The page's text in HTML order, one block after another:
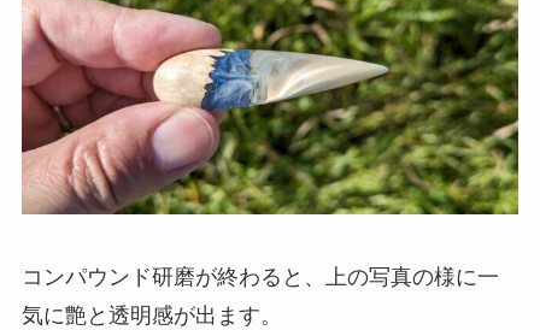
コンパウンド研磨が終わると、上の写真の様に一
気に艶と透明感が出ます。